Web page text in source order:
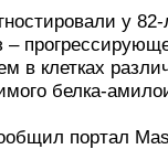
у
–
в клетках
белка-
портал